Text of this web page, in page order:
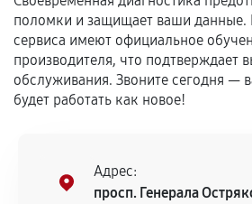
дефектов.
Установка была выполнена
центром.
При этом гарантия на сами
сервисный центр
поломки и защищает ваши
сервиса имеют официальное
производителя, что подтверждает
обслуживания. Звоните сегодня —
будет работать как новое!
Адрес:
просп. Генерала